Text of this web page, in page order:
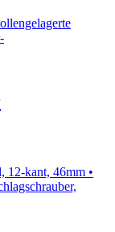
12-kant, 46mm •